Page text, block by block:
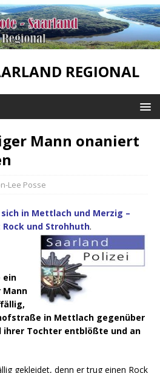
REGIONAL
Mann onaniert
Lee Posse
in Mettlach und Merzig –
und Strohhuth.
ein
Mann
in Mettlach gegenüber
ihrer Tochter entblößte und an
gekleidet, denn er trug einen Rock